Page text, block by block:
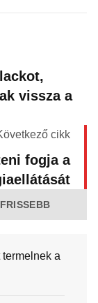
vissza a
cikk
fogja a
a